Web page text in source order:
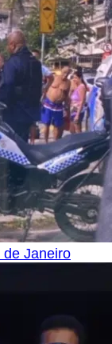
de Janeiro